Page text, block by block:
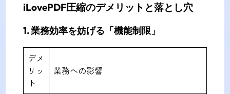
iLovePDF圧縮のデメリットと落とし穴
1. 業務効率を妨げる「機能制限」
デメ
リッ
ト
業務への影響